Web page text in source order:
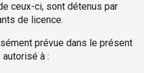
ceux-ci, sont détenus par
de licence.
prévue dans le présent
autorisé à :